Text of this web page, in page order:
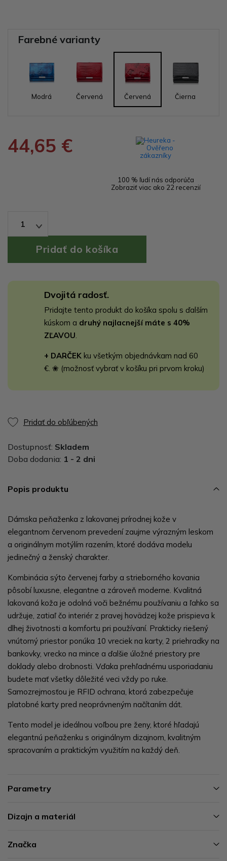
Farebné varianty
Modrá Červená Červená Čierna
44,65 €
100 % ľudí nás odporúča
Zobraziť viac ako 22 recenzií
1
Dvojitá radosť.
Pridajte tento produkt do košíka spolu s ďalším
kúskom a druhý najlacnejší máte s 40%
ZĽAVOU
+ DARČEK ku všetkým objednávkam nad 60
€. ❀ (možnosť vybrať v košíku pri prvom kroku)
Pridať do obľúbených
Dostupnosť: Skladem
Doba dodania: 1 - 2 dni
Popis produktu
Dámska peňaženka z lakovanej prírodnej kože v
elegantnom červenom prevedení zaujme výrazným leskom
a originálnym motýlím razením, ktoré dodáva modelu
jedinečný a ženský charakter.
Kombinácia sýto červenej farby a strieborného kovania
pôsobí luxusne, elegantne a zároveň moderne. Kvalitná
lakovaná koža je odolná voči bežnému používaniu a ľahko sa
udržuje, zatiaľ čo interiér z pravej hovädzej kože prispieva k
dlhej životnosti a komfortu pri používaní. Prakticky riešený
vnútorný priestor ponúka 10 vreciek na karty, 2 priehradky na
bankovky, vrecko na mince a ďalšie úložné priestory pre
doklady alebo drobnosti. Vďaka prehľadnému usporiadaniu
budete mať všetky dôležité veci vždy po ruke.
Samozrejmosťou je RFID ochrana, ktorá zabezpečuje
platobné karty pred neoprávneným načítaním dát.
Tento model je ideálnou voľbou pre ženy, ktoré hľadajú
elegantnú peňaženku s originálnym dizajnom, kvalitným
spracovaním a praktickým využitím na každý deň.
Parametry
Dizajn a materiál
Značka